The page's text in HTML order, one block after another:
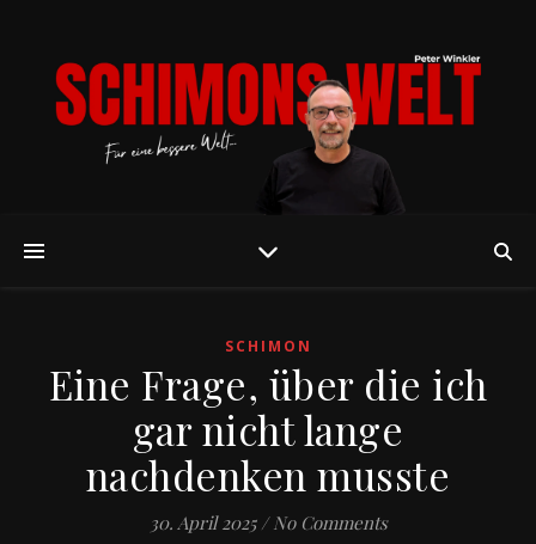
SCHIMON
Eine Frage, über die ich
gar nicht lange
nachdenken musste
30. April 2025 / No Comments